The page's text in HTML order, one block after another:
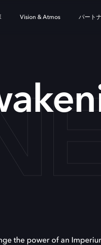
Vision & Atmos パート
the power of an